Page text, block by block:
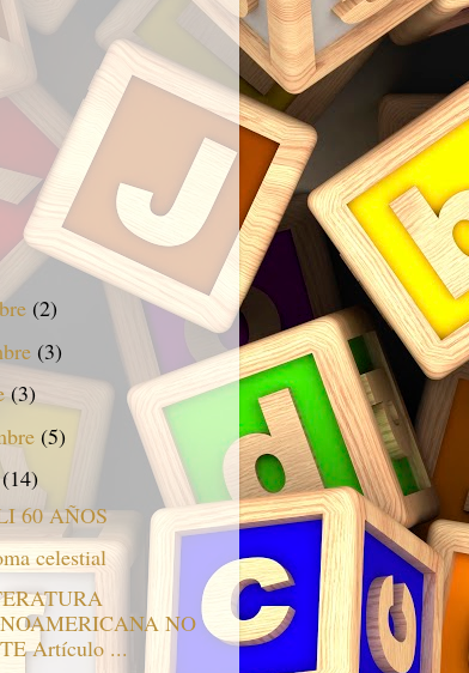
(2)
(3)
(3)
(5)
(14)
60 AÑOS
celestial
NO
Artículo ...